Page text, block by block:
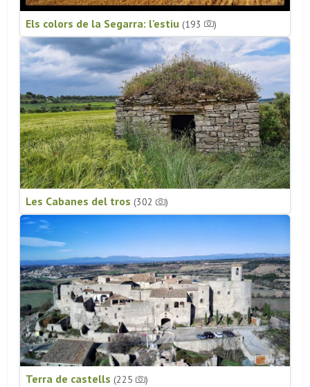
Els colors de la Segarra: l'estiu (193 )
Les Cabanes del tros (302 )
Terra de castells (225 )